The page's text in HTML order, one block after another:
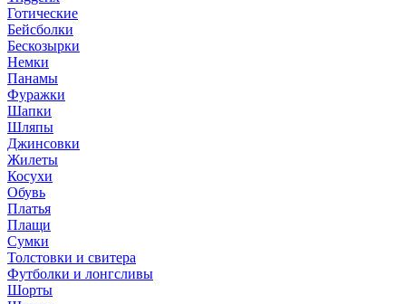
Готические
Бейсболки
Бескозырки
Немки
Панамы
Фуражки
Шапки
Шляпы
Джинсовки
Жилеты
Косухи
Обувь
Платья
Плащи
Сумки
Толстовки и свитера
Футболки и лонгсливы
Шорты